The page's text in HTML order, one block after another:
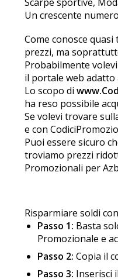
Un crescente
Come conosce
prezzi, ma
Probabilmente
il portale web adatto
Lo scopo di
ha reso possibile
Se volevi trovare
e con
Puoi essere sicuro
troviamo prezzi
Promozionali per
Risparmiare soldi
Passo 1: Basta
Promozionale e
Passo 2: Copia il
Passo 3: Inserisci